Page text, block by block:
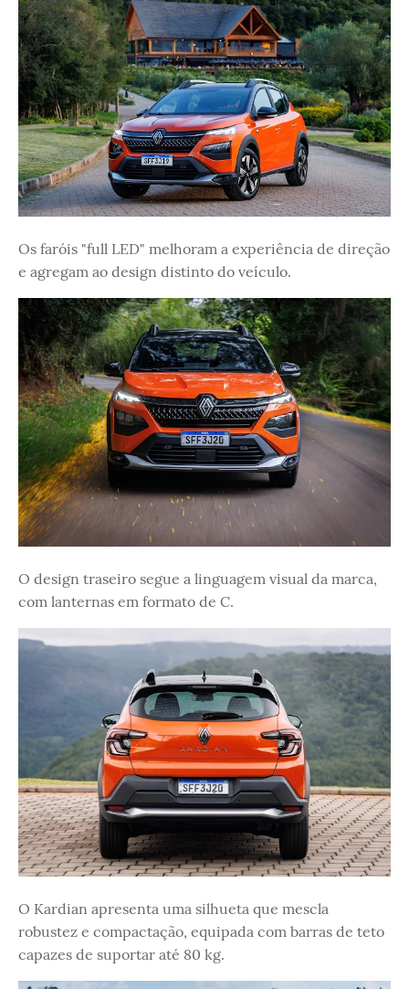
Os faróis "full LED" melhoram a experiência de direção
e agregam ao design distinto do veículo.
O design traseiro segue a linguagem visual da marca,
com lanternas em formato de C.
O Kardian apresenta uma silhueta que mescla
robustez e compactação, equipada com barras de teto
capazes de suportar até 80 kg.